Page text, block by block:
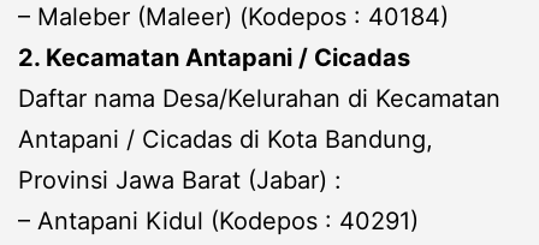
– Maleber (Maleer) (Kodepos : 40184)
2. Kecamatan Antapani / Cicadas
Daftar nama Desa/Kelurahan di Kecamatan
Antapani / Cicadas di Kota Bandung,
Provinsi Jawa Barat (Jabar) :
– Antapani Kidul (Kodepos : 40291)